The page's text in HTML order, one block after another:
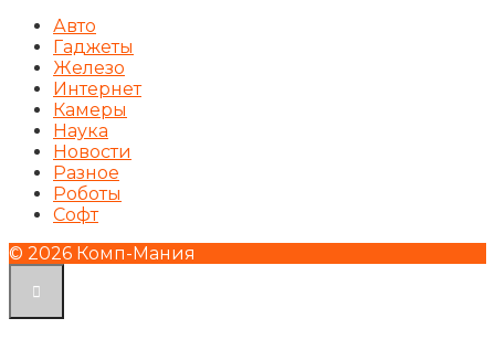
Авто
Гаджеты
Железо
Интернет
Камеры
Наука
Новости
Разное
Роботы
Софт
© 2026 Комп-Мания